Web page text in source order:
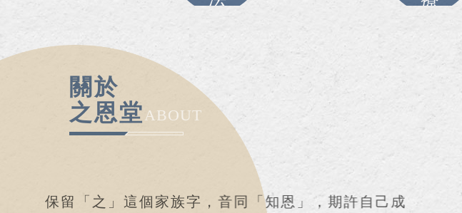
關於
之恩堂ABOUT
保留「之」這個家族字，音同「知恩」，期許自己成